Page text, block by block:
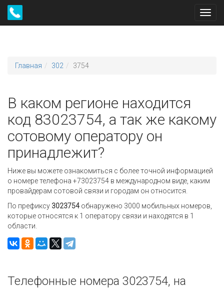
Главная 302 3754
В каком регионе находится
код 83023754, а так же какому
сотовому оператору он
принадлежит?
Ниже вы можете ознакомиться с более точной информацией
о номере телефона +73023754 в международном виде, каким
провайдерам сотовой связи и городам он относится.
По префиксу 3023754 обнаружено 3000 мобильных номеров,
которые относятся к 1 оператору связи и находятся в 1
области.
Телефонные номера 3023754, на